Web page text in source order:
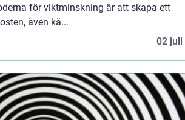
för viktminskning är att skapa ett
även kä...
02 juli